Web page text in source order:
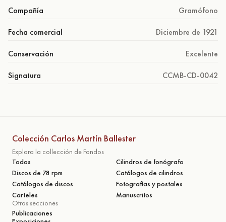
Compañía Gramófono
Fecha comercial Diciembre de 1921
Conservación Excelente
Signatura CCMB-CD-0042
Colección Carlos Martín Ballester
Explora la collección de Fondos
Todos
Cilindros de fonógrafo
Discos de 78 rpm
Catálogos de cilindros
Catálogos de discos
Fotografías y postales
Carteles
Manuscritos
Otras secciones
Publicaciones